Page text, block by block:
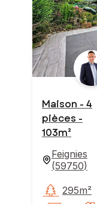
Maison - 4
pièces -
103m²
Feignies
(59750)
295m²